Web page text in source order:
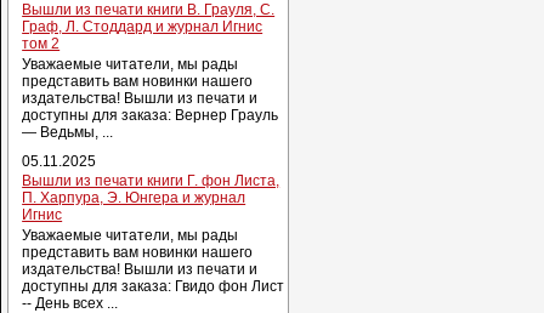
Вышли из печати книги В. Грауля, С.
Граф, Л. Стоддард и журнал Игнис
том 2
Уважаемые читатели, мы рады
представить вам новинки нашего
издательства! Вышли из печати и
доступны для заказа: Вернер Грауль
— Ведьмы, ...
05.11.2025
Вышли из печати книги Г. фон Листа,
П. Харпура, Э. Юнгера и журнал
Игнис
Уважаемые читатели, мы рады
представить вам новинки нашего
издательства! Вышли из печати и
доступны для заказа: Гвидо фон Лист
-- День всех ...